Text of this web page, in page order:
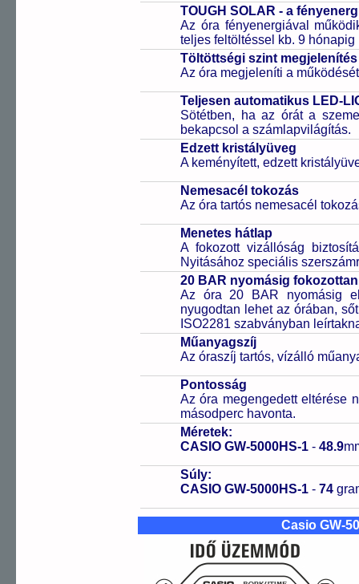
TOUGH SOLAR - a
Az óra fényenergiával
teljes feltöltéssel kb. 9
Töltöttségi szint megjelenítés
Az óra megjeleníti a
Teljesen automatikus LED-
Sötétben, ha az órát a
bekapcsol a számlapvilágítás.
Edzett kristályüveg
A keményített, edzett
Nemesacél tokozás
Az óra tartós nemesacél
Menetes hátlap
A fokozott vizállóság
Nyitásához speciális
20 BAR nyomásig
Az óra 20 BAR nyomásig
nyugodtan lehet az órában,
ISO2281 szabványban
Műanyagszíj
Az óraszíj tartós, vízálló
Pontosság
Az óra megengedett eltérése
másodperc havonta.
Méretek:
CASIO GW-5000HS-1 - 48.9
Súly:
CASIO GW-5000HS-1 - 74
Casio GW-